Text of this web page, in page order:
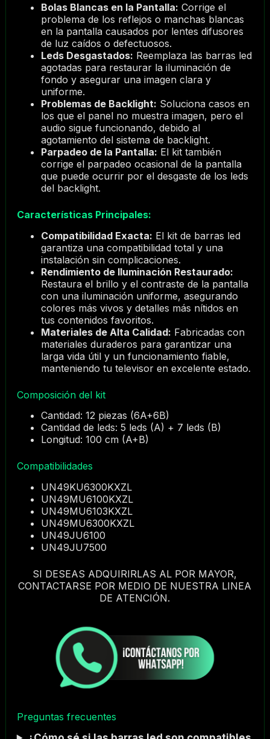
Bolas Blancas en la Pantalla: Corrige el
problema de los reflejos o manchas blancas
en la pantalla causados por lentes difusores
de luz caídos o defectuosos.
Leds Desgastados: Reemplaza las barras led
agotadas para restaurar la iluminación de
fondo y asegurar una imagen clara y
uniforme.
Problemas de Backlight: Soluciona casos en
los que el panel no muestra imagen, pero el
audio sigue funcionando, debido al
agotamiento del sistema de backlight.
Parpadeo de la Pantalla: El kit también
corrige el parpadeo ocasional de la pantalla
que puede ocurrir por el desgaste de los leds
del backlight.
Características Principales:
Compatibilidad Exacta: El kit de barras led
garantiza una compatibilidad total y una
instalación sin complicaciones.
Rendimiento de Iluminación Restaurado:
Restaura el brillo y el contraste de la pantalla
con una iluminación uniforme, asegurando
colores más vivos y detalles más nítidos en
tus contenidos favoritos.
Materiales de Alta Calidad: Fabricadas con
materiales duraderos para garantizar una
larga vida útil y un funcionamiento fiable,
manteniendo tu televisor en excelente estado.
Composición del kit
Cantidad: 12 piezas (6A+6B)
Cantidad de leds: 5 leds (A) + 7 leds (B)
Longitud: 100 cm (A+B)
Compatibilidades
UN49KU6300KXZL
UN49MU6100KXZL
UN49MU6103KXZL
UN49MU6300KXZL
UN49JU6100
UN49JU7500
SI DESEAS ADQUIRIRLAS AL POR MAYOR,
CONTACTARSE POR MEDIO DE NUESTRA LINEA
DE ATENCIÓN.
Preguntas frecuentes